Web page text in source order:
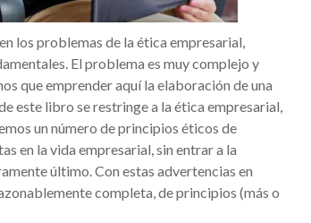
los problemas de la ética empresarial,
El problema es muy complejo y
que emprender aquí la elaboración de una
este libro se restringe a la ética empresarial,
un número de principios éticos de
en la vida empresarial, sin entrar a la
último. Con estas advertencias en
completa, de principios (más o